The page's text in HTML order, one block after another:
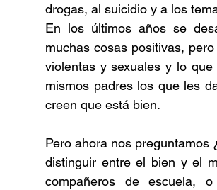
drogas, al suicidio y a los
En los últimos años se
muchas cosas positivas,
violentas y sexuales y lo
mismos padres los que les
creen que está bien.
Pero ahora nos
distinguir entre el bien y el
compañeros de escuela,